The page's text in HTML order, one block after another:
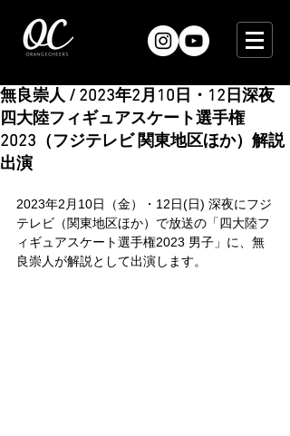
無良崇人 / 2023年2月10日・12日深夜
四大陸フィギュアスケート選手権
2023（フジテレビ 関東地区ほか）解説
出演
2023年2月10日（金）・12日(日) 深夜にフジ
テレビ（関東地区ほか）で放送の「四大陸フ
ィギュアスケート選手権2023 男子」に、無
良崇人が解説として出演します。